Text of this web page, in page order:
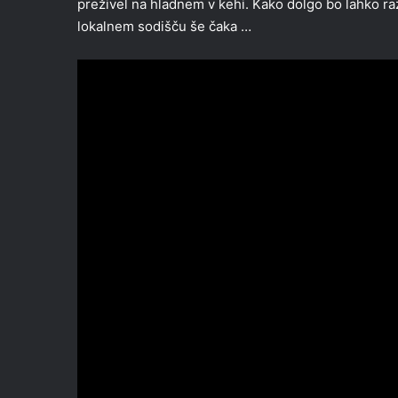
preživel na hladnem v kehi. Kako dolgo bo lahko
lokalnem sodišču še čaka …